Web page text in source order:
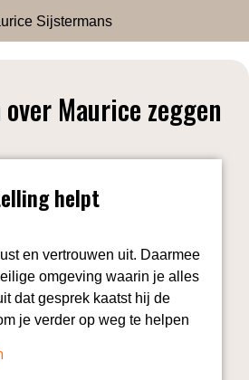
Sijstermans
Maurice zeggen
helpt
en vertrouwen uit. Daarmee
omgeving waarin je alles
dat gesprek kaatst hij de
je verder op weg te helpen